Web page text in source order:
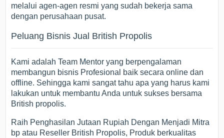
melalui agen-agen resmi yang sudah bekerja sama
dengan perusahaan pusat.
Peluang Bisnis Jual British Propolis
Kami adalah Team Mentor yang berpengalaman
membangun bisnis Profesional baik secara online dan
offline. Sehingga kami sangat tahu apa yang harus kami
lakukan untuk membantu Anda untuk sukses bersama
British propolis.
Raih Penghasilan Jutaan Rupiah Dengan Menjadi Mitra
bp atau Reseller British Propolis, Produk berkualitas